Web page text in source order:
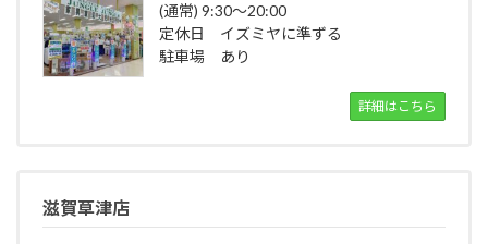
(通常) 9:30～20:00
定休日 イズミヤに準ずる
駐車場 あり
詳細はこちら
滋賀草津店